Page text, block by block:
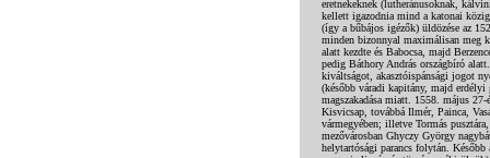
eretnekeknek (lutheránusoknak,
kellett igazodnia mind a katonai
(így a bűbájos igézők) üldözése az
minden bizonnyal maximálisan meg
alatt kezdte és Babocsa, majd
pedig Báthory András országbíró
kiváltságot, akasztóispánsági jogot
(később váradi kapitány, majd
magszakadása miatt. 1558. május
Kisvicsap, továbbá Ilmér, Painca,
vármegyében; illetve Tormás
mezővárosban Ghyczy György
helytartósági parancs folytán.